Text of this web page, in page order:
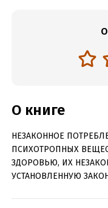
О книге
НЕЗАКОННОЕ
ПСИХОТРОПНЫХ
ЗДОРОВЬЮ, ИХ
УСТАНОВЛЕННУЮ